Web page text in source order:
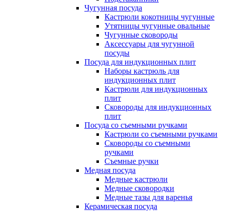
Чугунная посуда
Кастрюли кокотницы чугунные
Утятницы чугунные овальные
Чугунные сковороды
Аксессуары для чугунной
посуды
Посуда для индукционных плит
Наборы кастрюль для
индукционных плит
Кастрюли для индукционных
плит
Сковороды для индукционных
плит
Посуда со съемными ручками
Кастрюли со съемными ручками
Сковороды со съемными
ручками
Съемные ручки
Медная посуда
Медные кастрюли
Медные сковородки
Медные тазы для варенья
Керамическая посуда